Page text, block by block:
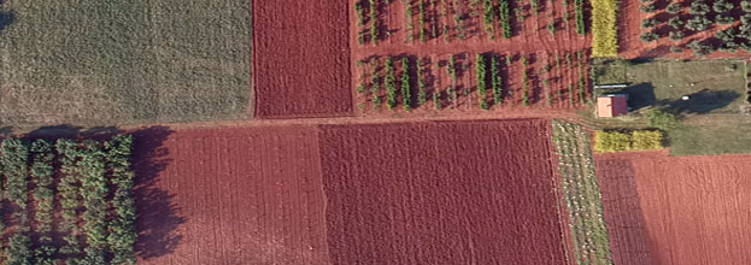
Djelatnici pokusnog poljoprivrednog imanja Instituta za poljoprivredu i turizam će od
vremenu od 11:30 – 13:00 sati, obavljati tretiranjesredstvima za zaštitu biljau krugu Imanja.
su stabla masline. U slučaju lošeg vremena tretiranje se odgađa do daljnjeg.
Pret